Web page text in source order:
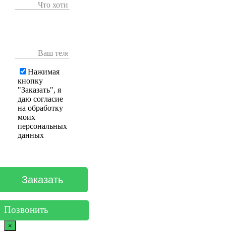
Нажимая
кнопку
"Заказать", я
даю согласие
на обработку
моих
персональных
данных
Позвонить
×